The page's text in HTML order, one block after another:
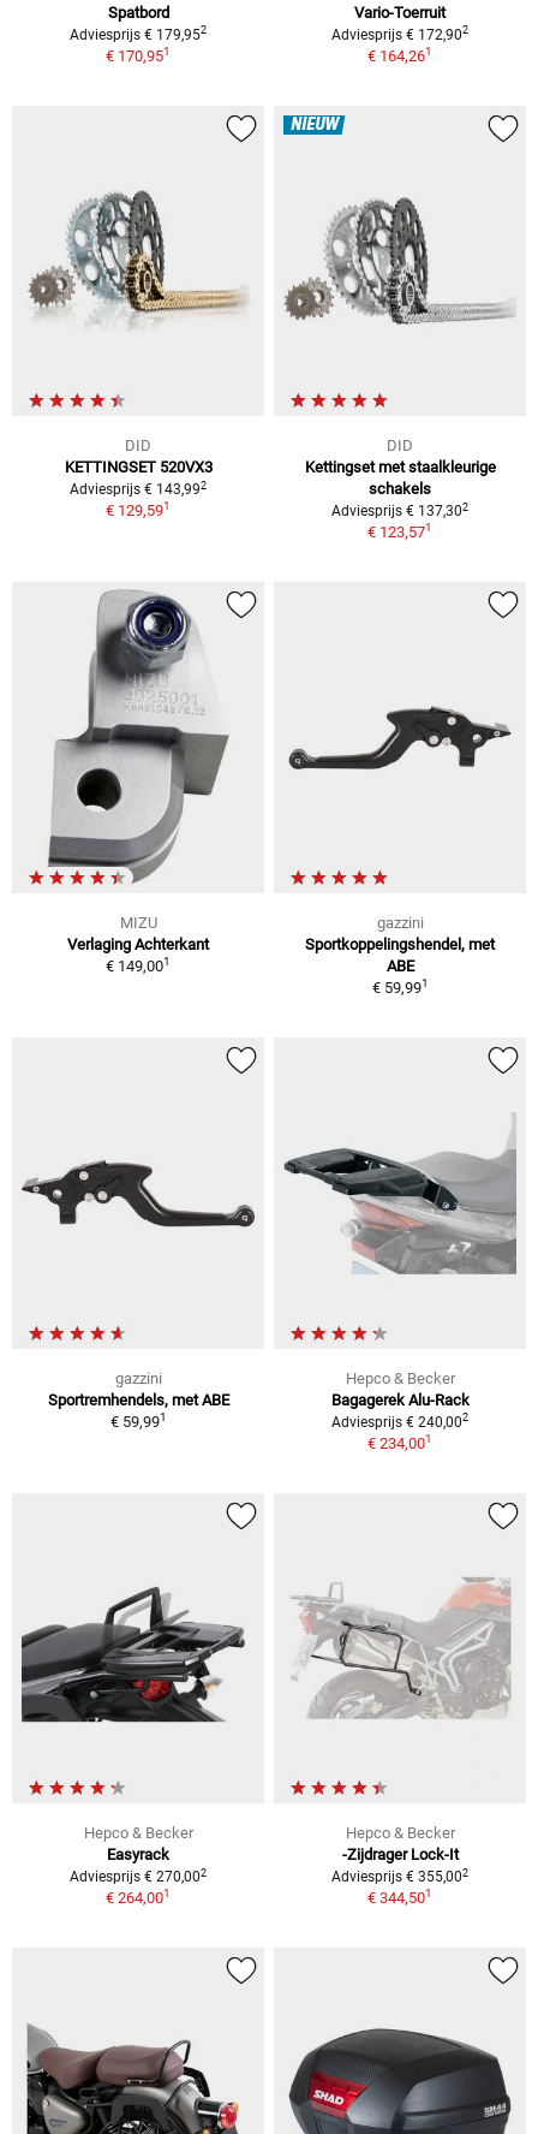
Spatbord
Adviesprijs € 179,952
€ 170,951
Vario-Toerruit
Adviesprijs € 172,902
€ 164,261
DID
KETTINGSET 520VX3
Adviesprijs € 143,992
€ 129,591
NIEUW
DID
Kettingset met staalkleurige
schakels
Adviesprijs € 137,302
€ 123,571
MIZU
Verlaging Achterkant
€ 149,001
gazzini
Sportkoppelingshendel, met
ABE
€ 59,991
gazzini
Sportremhendels, met ABE
€ 59,991
Hepco & Becker
Bagagerek Alu-Rack
Adviesprijs € 240,002
€ 234,001
Hepco & Becker
Easyrack
Adviesprijs € 270,002
€ 264,001
Hepco & Becker
-Zijdrager Lock-It
Adviesprijs € 355,002
€ 344,501